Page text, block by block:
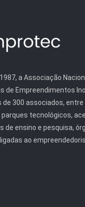
a Associação
de Empreendimentos
de 300 associados,
tecnológicos,
de ensino e pesquisa,
ao